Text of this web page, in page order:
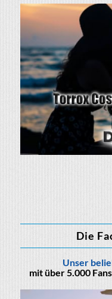
Die
Unser
mit über 5.000